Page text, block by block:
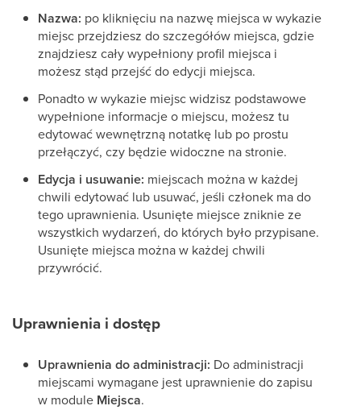
Nazwa: po kliknięciu na nazwę miejsca w wykazie
miejsc przejdziesz do szczegółów miejsca, gdzie
znajdziesz cały wypełniony profil miejsca i
możesz stąd przejść do edycji miejsca.
Ponadto w wykazie miejsc widzisz podstawowe
wypełnione informacje o miejscu, możesz tu
edytować wewnętrzną notatkę lub po prostu
przełączyć, czy będzie widoczne na stronie.
Edycja i usuwanie: miejscach można w każdej
chwili edytować lub usuwać, jeśli członek ma do
tego uprawnienia. Usunięte miejsce zniknie ze
wszystkich wydarzeń, do których było przypisane.
Usunięte miejsca można w każdej chwili
przywrócić.
Uprawnienia i dostęp
Uprawnienia do administracji: Do administracji
miejscami wymagane jest uprawnienie do zapisu
w module Miejsca.